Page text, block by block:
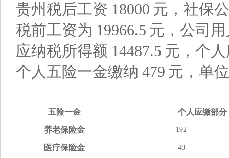
贵州税后工资 18000 元，社保
税前工资为 19966.5 元，公司
应纳税所得额 14487.5 元，个
个人五险一金缴纳 479 元，单
五险一金 个人应缴部分
养老保险金 192
医疗保险金 48